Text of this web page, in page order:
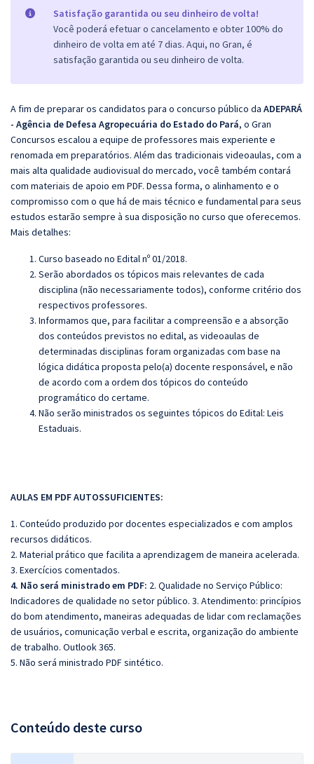
Satisfação garantida ou seu dinheiro de volta!
Você poderá efetuar o cancelamento e obter 100% do
dinheiro de volta em até 7 dias. Aqui, no Gran, é
satisfação garantida ou seu dinheiro de volta.
A fim de preparar os candidatos para o concurso público da ADEPARÁ
- Agência de Defesa Agropecuária do Estado do Pará, o Gran
Concursos escalou a equipe de professores mais experiente e
renomada em preparatórios. Além das tradicionais videoaulas, com a
mais alta qualidade audiovisual do mercado, você também contará
com materiais de apoio em PDF. Dessa forma, o alinhamento e o
compromisso com o que há de mais técnico e fundamental para seus
estudos estarão sempre à sua disposição no curso que oferecemos.
Mais detalhes:
Curso baseado no Edital nº 01/2018.
Serão abordados os tópicos mais relevantes de cada
disciplina (não necessariamente todos), conforme critério dos
respectivos professores.
Informamos que, para facilitar a compreensão e a absorção
dos conteúdos previstos no edital, as videoaulas de
determinadas disciplinas foram organizadas com base na
lógica didática proposta pelo(a) docente responsável, e não
de acordo com a ordem dos tópicos do conteúdo
programático do certame.
Não serão ministrados os seguintes tópicos do Edital: Leis
Estaduais.
AULAS EM PDF AUTOSSUFICIENTES:
1. Conteúdo produzido por docentes especializados e com amplos
recursos didáticos.
2. Material prático que facilita a aprendizagem de maneira acelerada.
3. Exercícios comentados.
4. Não será ministrado em PDF: 2. Qualidade no Serviço Público:
Indicadores de qualidade no setor público. 3. Atendimento: princípios
do bom atendimento, maneiras adequadas de lidar com reclamações
de usuários, comunicação verbal e escrita, organização do ambiente
de trabalho. Outlook 365.
5. Não será ministrado PDF sintético.
Conteúdo deste curso